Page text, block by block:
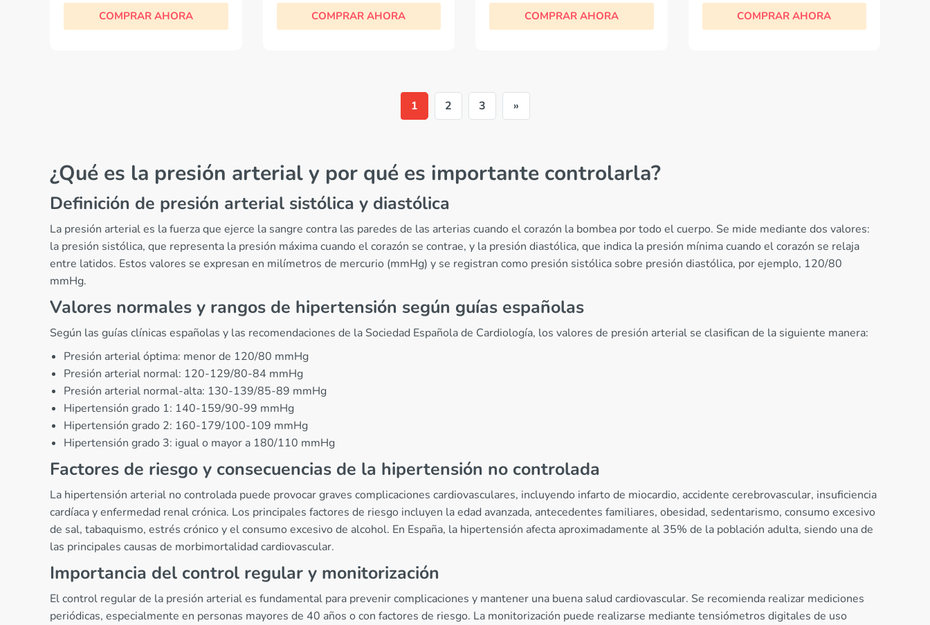
COMPRAR AHORA COMPRAR AHORA COMPRAR AHORA COMPRAR AHORA
1 2 3 »
¿Qué es la presión arterial y por qué es importante controlarla?
Definición de presión arterial sistólica y diastólica
La presión arterial es la fuerza que ejerce la sangre contra las paredes de las arterias cuando el corazón la bombea por todo el cuerpo. Se mide mediante dos valores:
la presión sistólica, que representa la presión máxima cuando el corazón se contrae, y la presión diastólica, que indica la presión mínima cuando el corazón se relaja
entre latidos. Estos valores se expresan en milímetros de mercurio (mmHg) y se registran como presión sistólica sobre presión diastólica, por ejemplo, 120/80
mmHg.
Valores normales y rangos de hipertensión según guías españolas
Según las guías clínicas españolas y las recomendaciones de la Sociedad Española de Cardiología, los valores de presión arterial se clasifican de la siguiente manera:
Presión arterial óptima: menor de 120/80 mmHg
Presión arterial normal: 120-129/80-84 mmHg
Presión arterial normal-alta: 130-139/85-89 mmHg
Hipertensión grado 1: 140-159/90-99 mmHg
Hipertensión grado 2: 160-179/100-109 mmHg
Hipertensión grado 3: igual o mayor a 180/110 mmHg
Factores de riesgo y consecuencias de la hipertensión no controlada
La hipertensión arterial no controlada puede provocar graves complicaciones cardiovasculares, incluyendo infarto de miocardio, accidente cerebrovascular, insuficiencia
cardíaca y enfermedad renal crónica. Los principales factores de riesgo incluyen la edad avanzada, antecedentes familiares, obesidad, sedentarismo, consumo excesivo
de sal, tabaquismo, estrés crónico y el consumo excesivo de alcohol. En España, la hipertensión afecta aproximadamente al 35% de la población adulta, siendo una de
las principales causas de morbimortalidad cardiovascular.
Importancia del control regular y monitorización
El control regular de la presión arterial es fundamental para prevenir complicaciones y mantener una buena salud cardiovascular. Se recomienda realizar mediciones
periódicas, especialmente en personas mayores de 40 años o con factores de riesgo. La monitorización puede realizarse mediante tensiómetros digitales de uso